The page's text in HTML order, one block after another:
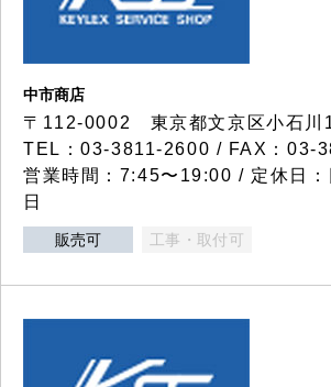
中市商店
〒112-0002 東京都文京区小石川
TEL：03-3811-2600 / FAX：03-
営業時間：7:45〜19:00 / 定休日：
日
販売可 工事・取付可